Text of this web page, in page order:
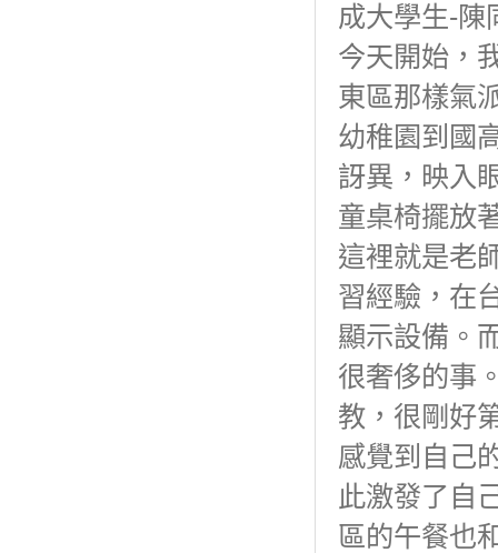
成大學生-陳
今天開始，
東區那樣氣
幼稚園到國
訝異，映入
童桌椅擺放
這裡就是老
習經驗，在
顯示設備。
很奢侈的事
教，很剛好
感覺到自己
此激發了自
區的午餐也